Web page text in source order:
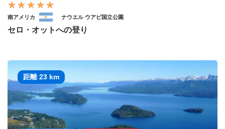
南アメリカ ナウエル ウアピ国立公園
セロ・オットへの登り
距離 23 km